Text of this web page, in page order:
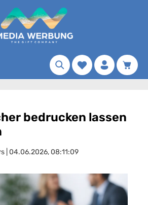
Merkzettel
bedrucken lassen
| 04.06.2026, 08:11:09